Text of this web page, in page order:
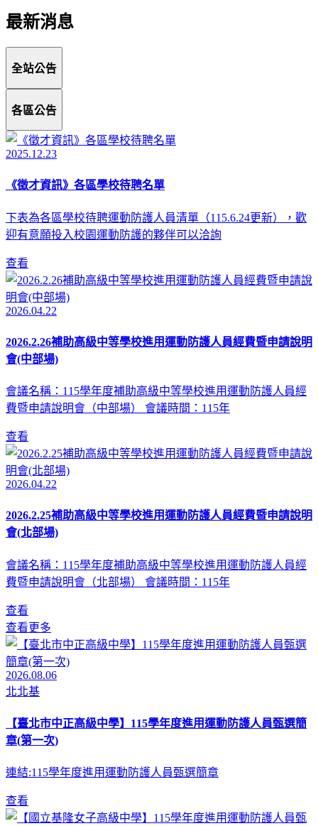
最新消息
全站公告
各區公告
2025.12.23
《徵才資訊》各區學校待聘名單
下表為各區學校待聘運動防護人員清單（115.6.24更新），歡
迎有意願投入校園運動防護的夥伴可以洽詢
查看
2026.04.22
2026.2.26補助高級中等學校進用運動防護人員經費暨申請說明
會(中部場)
會議名稱：115學年度補助高級中等學校進用運動防護人員經
費暨申請說明會（中部場） 會議時間：115年
查看
2026.04.22
2026.2.25補助高級中等學校進用運動防護人員經費暨申請說明
會(北部場)
會議名稱：115學年度補助高級中等學校進用運動防護人員經
費暨申請說明會（北部場） 會議時間：115年
查看
查看更多
2026.08.06
北北基
【臺北市中正高級中學】115學年度進用運動防護人員甄選簡
章(第一次)
連結:115學年度進用運動防護人員甄選簡章
查看